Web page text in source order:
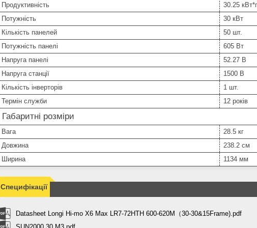
Продуктивність
30.25
Потужність
30 кВт
Кількість панелей
50 шт.
Потужність панелі
605 Вт
Напруга панелі
52.27 В
Напруга станції
1500 В
Кількість інверторів
1 шт.
Термін служби
12 років
Габаритні розміри
Вага
28.5 кг
Довжина
238.2 см
Ширина
1134 мм
Специфікації
Datasheet Longi Hi-mo X6 Max LR7-72HTH 600-620M（30-30&15Frame).pdf